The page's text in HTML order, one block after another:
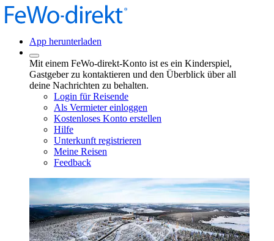
App herunterladen
Mit einem FeWo-direkt-Konto ist es ein Kinderspiel,
Gastgeber zu kontaktieren und den Überblick über all
deine Nachrichten zu behalten.
Login für Reisende
Als Vermieter einloggen
Kostenloses Konto erstellen
Hilfe
Unterkunft registrieren
Meine Reisen
Feedback